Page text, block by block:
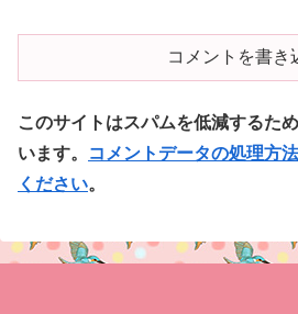
コメントを書き
このサイトはスパムを低減するた
います。
コメントデータの処理方
ください。